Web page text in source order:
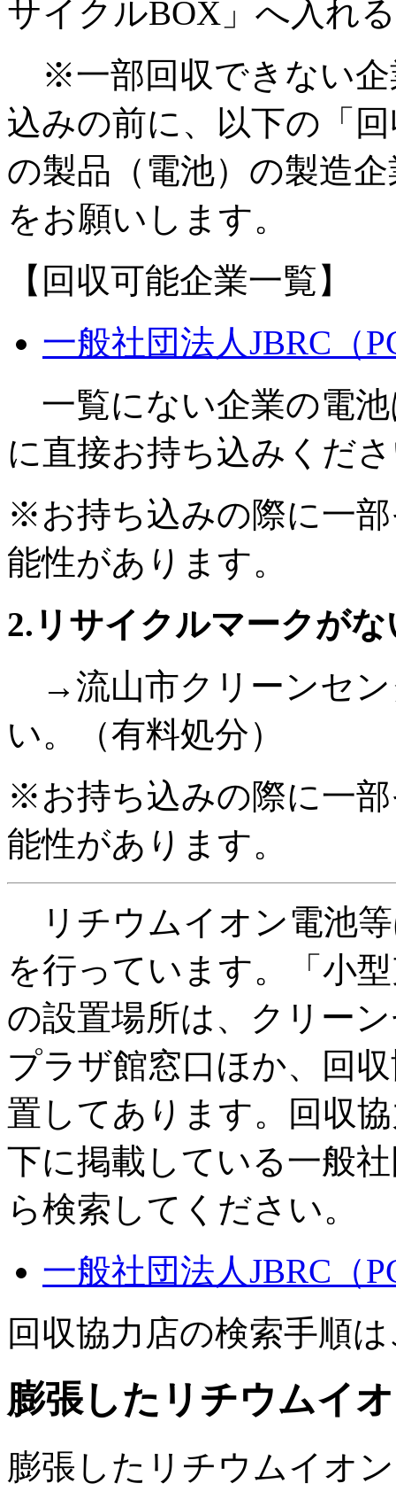
サイクルBOX」へ入れ
※一部回収できない企
込みの前に、以下の「
の製品（電池）の製造
をお願いします。
【回収可能企業一覧】
一般社団法人JBRC（
一覧にない企業の電
に直接お持ち込みくだ
※お持ち込みの際に一
能性があります。
2.リサイクルマークがな
→流山市クリーンセン
い。（有料処分）
※お持ち込みの際に一
能性があります。
リチウムイオン電池等
を行っています。「小
の設置場所は、クリー
プラザ館窓口ほか、回
置してあります。回収
下に掲載している一般
ら検索してください。
一般社団法人JBRC（
回収協力店の検索手順
膨張したリチウムイ
膨張したリチウムイオ